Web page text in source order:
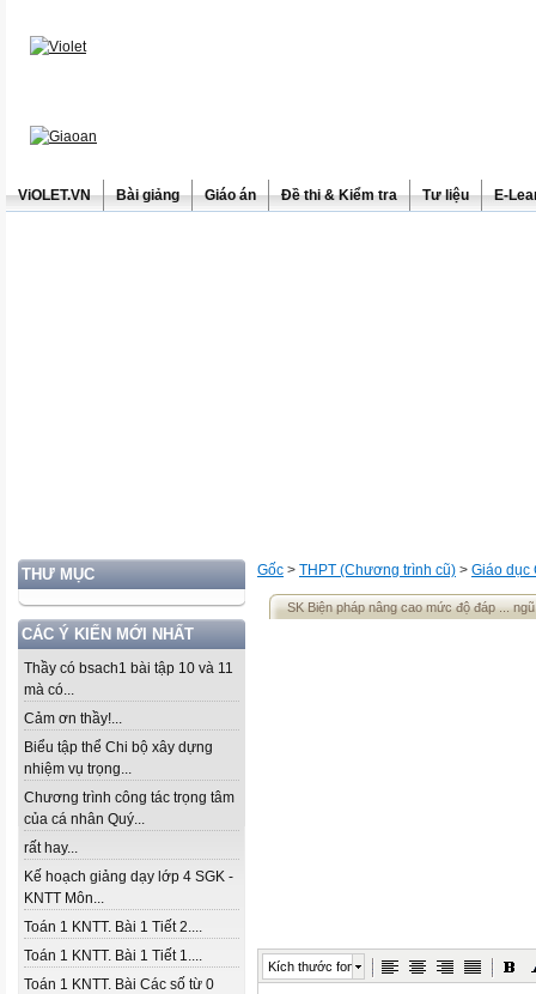
ViOLET.VN Bài giảng Giáo án Đề thi & Kiểm tra Tư liệu E-
THƯ MỤC
CÁC Ý KIẾN MỚI NHẤT
Thầy có bsach1 bài tập 10 và 11
mà có...
Cảm ơn thầy!...
Biểu tập thể Chi bộ xây dựng
nhiệm vụ trọng...
Chương trình công tác trọng tâm
của cá nhân Quý...
rất hay...
Kế hoạch giảng dạy lớp 4 SGK -
KNTT Môn...
Toán 1 KNTT. Bài 1 Tiết 2....
Toán 1 KNTT. Bài 1 Tiết 1....
Toán 1 KNTT. Bài Các số từ 0
Gốc > THPT (Chương trình cũ) > Giáo dục
SK Biện pháp nâng cao mức độ đáp ...
Kích thước font